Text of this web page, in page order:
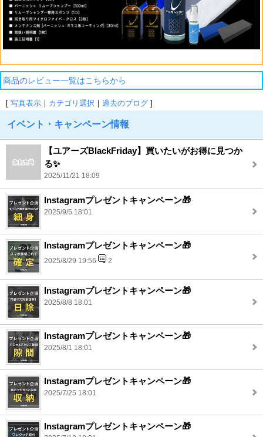
商品のレビュー一覧はこちらから
[ 写真表示 ｜ カテゴリ選択 ｜ 過去のブログ ]
イベント・キャンペーン情報
【ユアーズBlackFriday】買いたいがお得に見つか
る✨
2025/11/21 18:09
Instagramプレゼントキャンペーン🎁
2025/9/5 18:01
Instagramプレゼントキャンペーン🎁
2025/8/29 19:56 2
Instagramプレゼントキャンペーン🎁
2025/8/8 18:01
Instagramプレゼントキャンペーン🎁
2025/8/1 18:01
Instagramプレゼントキャンペーン🎁
2025/7/25 18:01
Instagramプレゼントキャンペーン🎁